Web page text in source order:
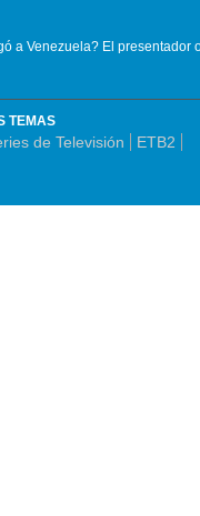
a Venezuela? El presentador
TEMAS
de Televisión
ETB2